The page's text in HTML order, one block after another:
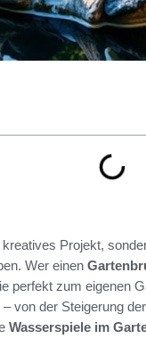
Projekt,
Wer einen
perfekt zum eigenen
von der Steigerung
Wasserspiele im